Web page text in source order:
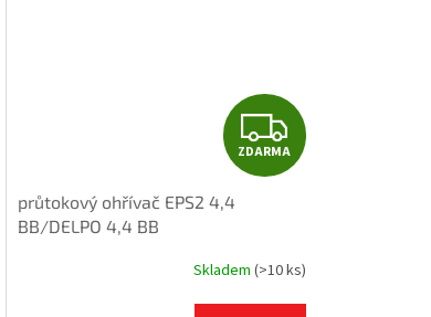
Z
D
R
ZDARMA
průtokový ohřívač EPS2 4,4
BB/DELPO 4,4 BB
Skladem (>10 ks)